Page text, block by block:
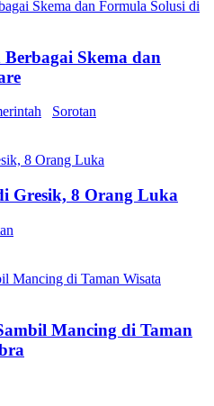
Skema dan
Sorotan
Gresik, 8 Orang Luka
Mancing di Taman